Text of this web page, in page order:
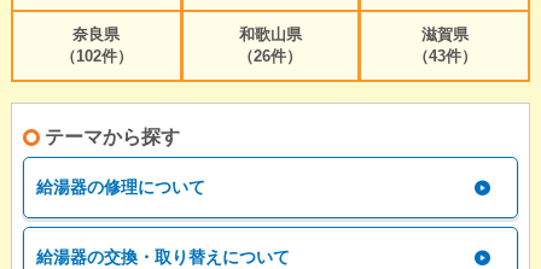
奈良県
（102件）
和歌山県
（26件）
滋賀県
（43件）
テーマから探す
給湯器の修理について
給湯器の交換・取り替えについて